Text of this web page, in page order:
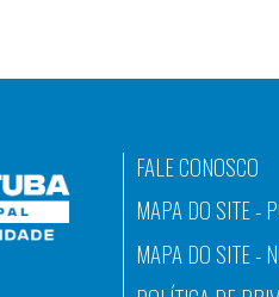
FALE CONOSCO
MAPA DO SITE -
MAPA DO SITE -